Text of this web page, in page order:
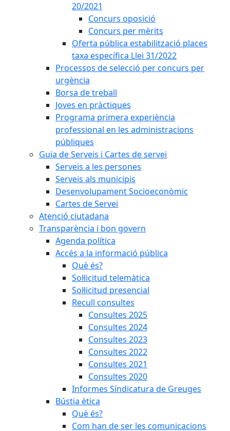
20/2021
Concurs oposició
Concurs per mèrits
Oferta pública estabilització places
taxa específica Llei 31/2022
Processos de selecció per concurs per
urgència
Borsa de treball
Joves en pràctiques
Programa primera experiència
professional en les administracions
públiques
Guia de Serveis i Cartes de servei
Serveis a les persones
Serveis als municipis
Desenvolupament Socioeconòmic
Cartes de Servei
Atenció ciutadana
Transparència i bon govern
Agenda política
Accés a la informació pública
Què és?
Sol·licitud telemàtica
Sol·licitud presencial
Recull consultes
Consultes 2025
Consultes 2024
Consultes 2023
Consultes 2022
Consultes 2021
Consultes 2020
Informes Síndicatura de Greuges
Bústia ètica
Què és?
Com han de ser les comunicacions